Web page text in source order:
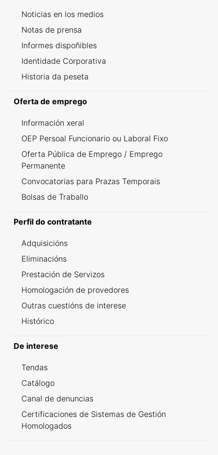
Noticias en los medios
Notas de prensa
Informes dispoñibles
Identidade Corporativa
Historia da peseta
Oferta de emprego
Información xeral
OEP Persoal Funcionario ou Laboral Fixo
Oferta Pública de Emprego / Emprego
Permanente
Convocatorias para Prazas Temporais
Bolsas de Traballo
Perfil do contratante
Adquisicións
Eliminacións
Prestación de Servizos
Homologación de provedores
Outras cuestións de interese
Histórico
De interese
Tendas
Catálogo
Canal de denuncias
Certificaciones de Sistemas de Gestión
Homologados